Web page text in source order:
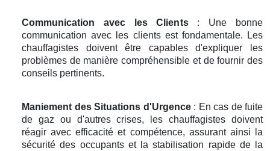
Communication avec les Clients: Une bonne
communication avec les clients est fondamentale. Les
chauffagistes doivent être capables d'expliquer les
problèmes de manière compréhensible et de fournir des
conseils pertinents.
Maniement des Situations d'Urgence: En cas de fuite
de gaz ou d'autres crises, les chauffagistes doivent
réagir avec efficacité et compétence, assurant ainsi la
sécurité des occupants et la stabilisation rapide de la